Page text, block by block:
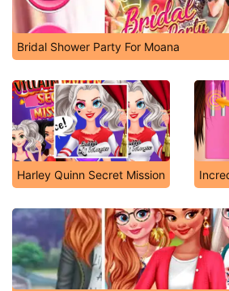
Bridal Shower Party For Moana
Harley Quinn Secret Mission